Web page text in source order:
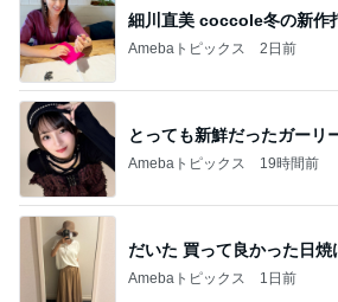
細川直美 coccole冬の新作
Amebaトピックス 2日前
とっても新鮮だったガーリ
Amebaトピックス 19時間前
だいた 買って良かった日焼
Amebaトピックス 1日前